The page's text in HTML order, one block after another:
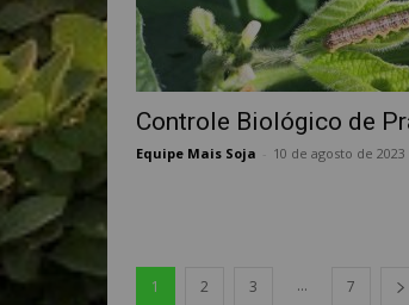
Controle Biológico de
Equipe Mais Soja 10 de agosto de 2023
1 2 3 ... 7